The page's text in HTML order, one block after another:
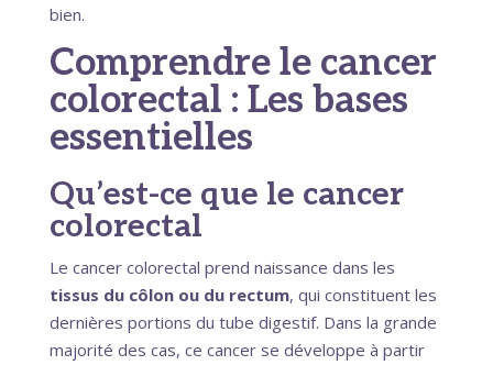
bien.
Comprendre le cancer
colorectal : Les bases
essentielles
Qu’est-ce que le cancer
colorectal
Le cancer colorectal prend naissance dans les
tissus du côlon ou du rectum, qui constituent les
dernières portions du tube digestif. Dans la grande
majorité des cas, ce cancer se développe à partir